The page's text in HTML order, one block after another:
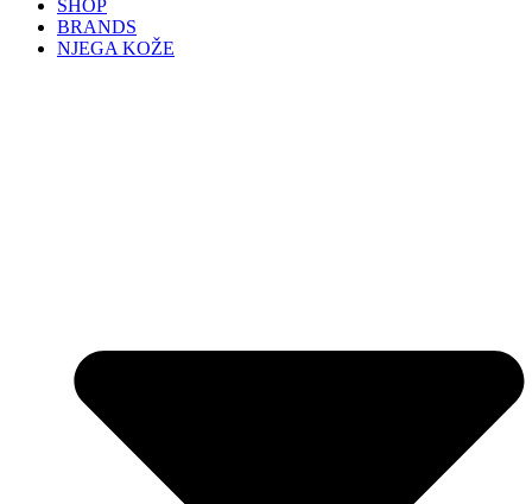
SHOP
BRANDS
NJEGA KOŽE